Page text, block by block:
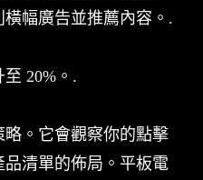
幅廣告並推薦內容。.
20%。.
。它會觀察你的點擊
清單的佈局。平板電